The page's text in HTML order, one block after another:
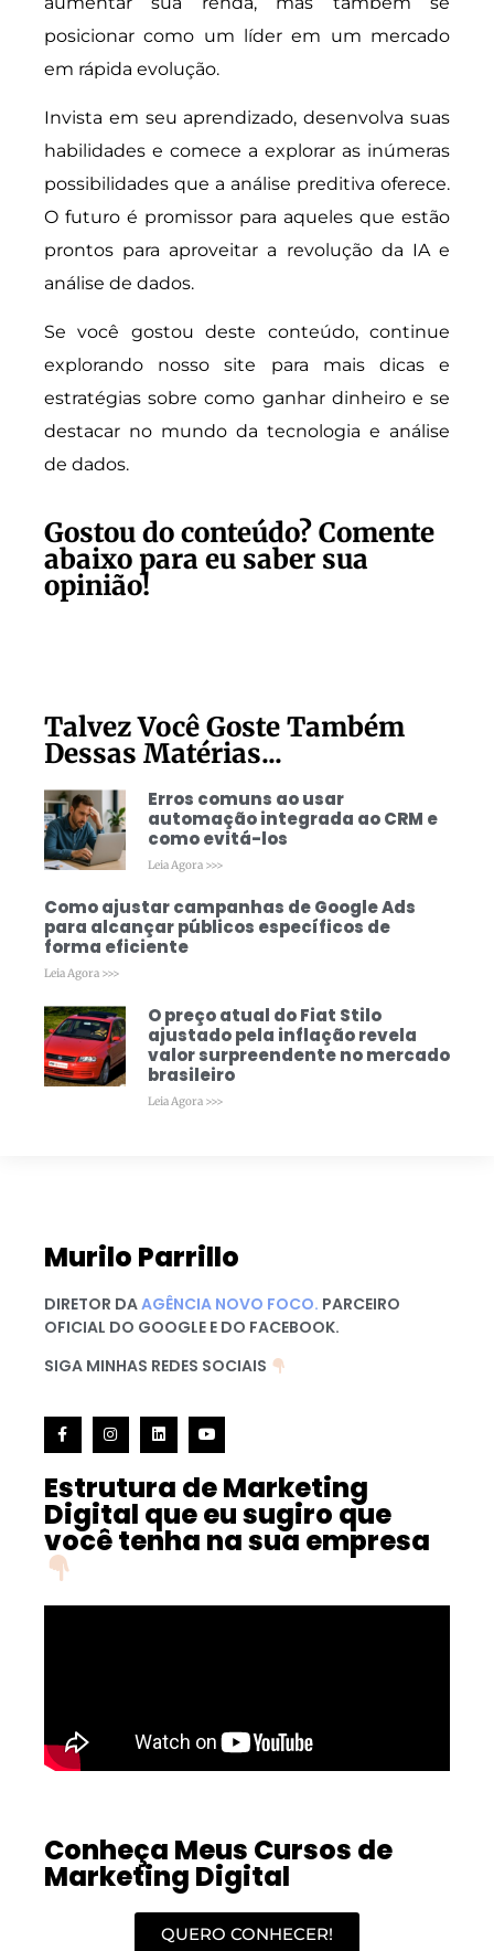
posicionar como um líder em um mercado
em rápida evolução.
Invista em seu aprendizado, desenvolva suas
habilidades e comece a explorar as inúmeras
possibilidades que a análise preditiva oferece.
O futuro é promissor para aqueles que estão
prontos para aproveitar a revolução da IA e
análise de dados.
Se você gostou deste conteúdo, continue
explorando nosso site para mais dicas e
estratégias sobre como ganhar dinheiro e se
destacar no mundo da tecnologia e análise
de dados.
Gostou do conteúdo? Comente
abaixo para eu saber sua
opinião!
Talvez Você Goste Também
Dessas Matérias...
Erros comuns ao usar
automação integrada ao CRM e
como evitá-los
Leia Agora >>>
Como ajustar campanhas de Google Ads
para alcançar públicos específicos de
forma eficiente
Leia Agora >>>
O preço atual do Fiat Stilo
ajustado pela inflação revela
valor surpreendente no mercado
brasileiro
Leia Agora >>>
Murilo Parrillo
DIRETOR DAAGÊNCIA NOVO FOCO. PARCEIRO
OFICIAL DO GOOGLE E DO FACEBOOK.
SIGA MINHAS REDES SOCIAIS
Estrutura de Marketing
Digital que eu sugiro que
você tenha na sua empresa
Conheça Meus Cursos de
Marketing Digital
QUERO CONHECER!